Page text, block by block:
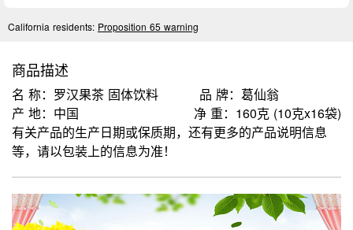
California residents: Proposition 65 warning
商品描述
名 称：罗汉果茶 固体饮料
品 牌：葛仙翁
产 地：中国
净 重：160克 (10克x16袋)
有关产品的生产日期或保质期，还有更多的产品说明信息
等，请以包装上的信息为准！